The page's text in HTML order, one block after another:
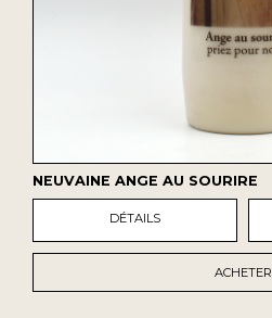
NEUVAINE ANGE AU SOURIRE
DÉTAILS
ACHETER